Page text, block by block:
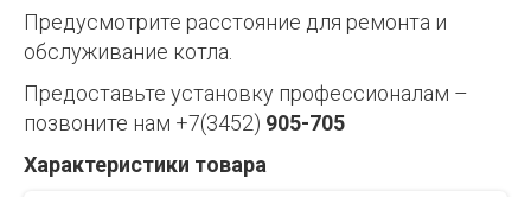
Предусмотрите расстояние для ремонта и
обслуживание котла.
Предоставьте установку профессионалам –
позвоните нам +7(3452) 905-705
Характеристики товара